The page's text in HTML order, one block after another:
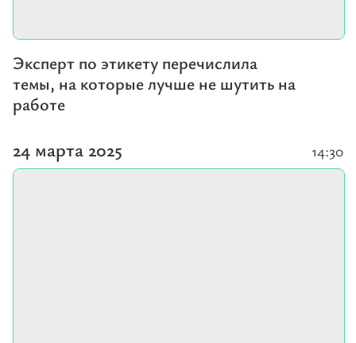
Эксперт по этикету перечислила
темы, на которые лучше не шутить на
работе
24 марта 2025 14:30